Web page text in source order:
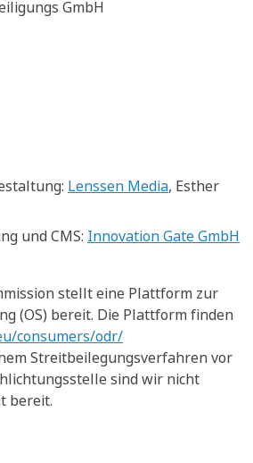
GmbH
Lenssen Media, Esther
und CMS: Innovation Gate GmbH
stellt eine Plattform zur
(OS) bereit. Die Plattform finden
consumers/odr/
Streitbeilegungsverfahren vor
sind wir nicht
bereit.